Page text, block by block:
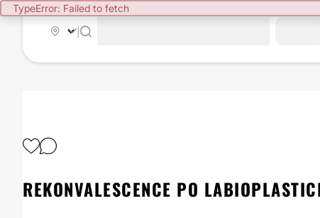
TypeError: Failed to fetch
REKONVALESCENCE PO